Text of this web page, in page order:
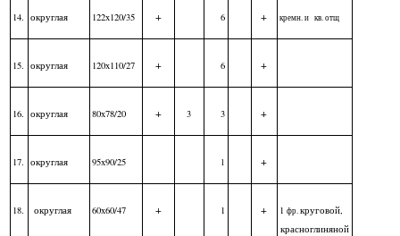
14. округлая 122x120/35 + 6 + кремн.и кв. отщ
15. округлая 120x110/27 + 6 +
16. округлая 80x78/20 + 3 3 +
17. округлая 95x90/25 1 +
18. округлая 60x60/47 + 1 + 1фр.круговой,
красноглиняной